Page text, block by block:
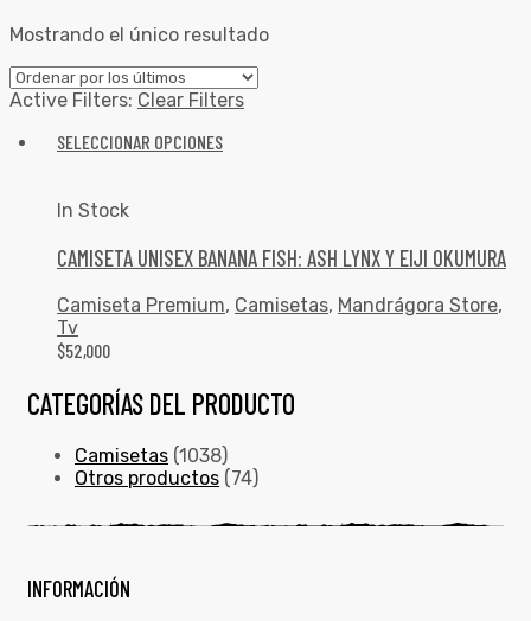
Mostrando el único resultado
Active Filters: Clear Filters
SELECCIONAR OPCIONES
In Stock
CAMISETA UNISEX BANANA FISH: ASH LYNX Y EIJI OKUMURA
Camiseta Premium, Camisetas, Mandrágora Store,
Tv
$52,000
CATEGORÍAS DEL PRODUCTO
Camisetas (1038)
Otros productos (74)
INFORMACIÓN